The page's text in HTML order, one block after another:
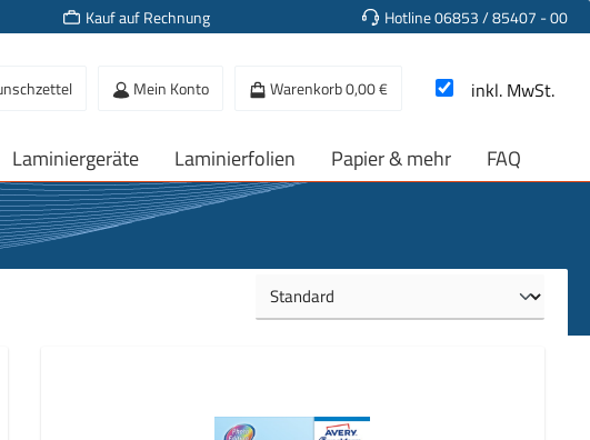
Kauf auf Rechnung Hotline 06853 / 85407 - 00
Mein Konto Warenkorb0,00 € inkl. MwSt.
Laminiergeräte Laminierfolien Papier & mehr FAQ